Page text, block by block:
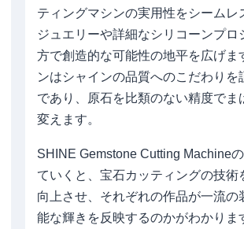
ティングマシンの実用性をシームレ
ジュエリーや詳細なシリコーンプロ
方で創造的な可能性の地平を広げま
ンはシャインの品質へのこだわりを
であり、原石を比類のない精度でま
変えます。
SHINE Gemstone Cutting Machine
ていくと、宝石カッティングの技術
向上させ、それぞれの作品が一流の
能な輝きを反映するのかがわかりま